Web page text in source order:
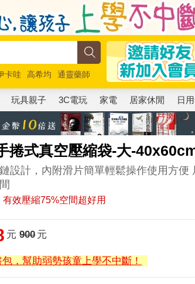
卡哇 高希均
通靈藥師
跑
玩具親子 3C電玩 家電 居家休閒 日
捲式真空壓縮袋-大-
設計，內附滑片簡單輕鬆操作使用方便
效壓縮75%空間超好用
元 900元
，幫助弱勢孩童上學不中斷！